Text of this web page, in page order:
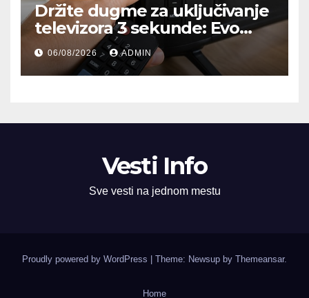
Držite dugme za uključivanje
televizora 3 sekunde: Evo
čemu služi i kada bi trebalo
da ga koristite
06/08/2026 ADMIN
Vesti Info
Sve vesti na jednom mestu
Proudly powered by WordPress Theme: Newsup by Themeansar.
Home